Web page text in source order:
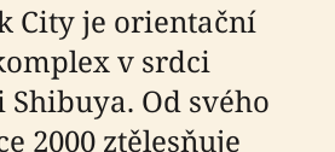
City je orientační
v srdci
Od svého
2000 ztělesňuje